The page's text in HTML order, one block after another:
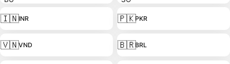
🇮🇳INR 🇵🇰PKR
🇻🇳VND 🇧🇷BRL